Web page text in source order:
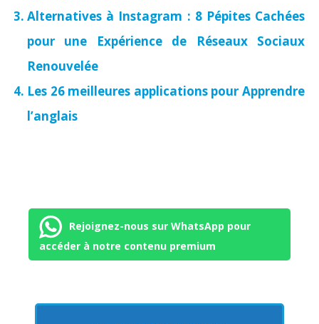
Alternatives à Instagram : 8 Pépites Cachées
pour une Expérience de Réseaux Sociaux
Renouvelée
Les 26 meilleures applications pour Apprendre
l’anglais
Rejoignez-nous sur WhatsApp pour
accéder à notre contenu premium